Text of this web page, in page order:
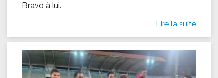
Bravo à lui.
Lire la suite